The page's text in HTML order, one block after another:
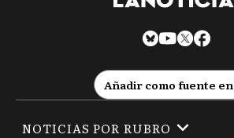
Añadir como fuente en
NOTICIAS POR RUBRO